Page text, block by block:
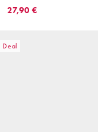
27,90 €
Deal